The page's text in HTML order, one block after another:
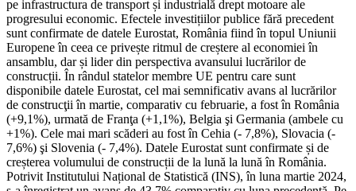
pe infrastructura de transport și industrială drept motoare ale
progresului economic. Efectele investițiilor publice fără precedent
sunt confirmate de datele Eurostat, România fiind în topul Uniunii
Europene în ceea ce privește ritmul de creștere al economiei în
ansamblu, dar și lider din perspectiva avansului lucrărilor de
construcții. În rândul statelor membre UE pentru care sunt
disponibile datele Eurostat, cel mai semnificativ avans al lucrărilor
de construcţii în martie, comparativ cu februarie, a fost în România
(+9,1%), urmată de Franţa (+1,1%), Belgia şi Germania (ambele cu
+1%). Cele mai mari scăderi au fost în Cehia (- 7,8%), Slovacia (-
7,6%) şi Slovenia (- 7,4%). Datele Eurostat sunt confirmate și de
creșterea volumului de construcții de la lună la lună în România.
Potrivit Institutului Național de Statistică (INS), în luna martie 2024,